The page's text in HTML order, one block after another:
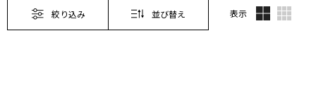
絞り込み 並び替え 表示